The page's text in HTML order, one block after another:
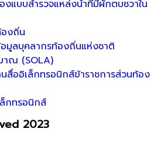
องแบบสำรวจแหล่งน้ำที่มีผักตบชวาใน
งถิ่น
มูลบุคลากรท้องถิ่นแห่งชาติ
าณ (SOLA)
นสื่ออิเล็กทรอนิกส์ข้าราชการส่วนท้อง
กทรอนิกส์
2023